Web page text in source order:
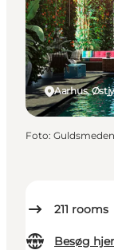
211 rooms
Besøg
Aarhus,
Foto: